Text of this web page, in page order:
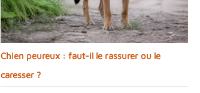
Chien peureux : faut-il le rassurer ou le
caresser ?